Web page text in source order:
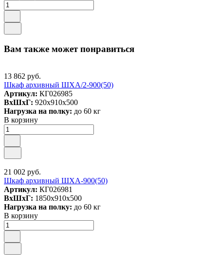
Вам также может понравиться
13 862 руб.
Шкаф архивный ШХА/2-900(50)
Артикул: КГ026985
ВxШxГ: 920x910x500
Нагрузка на полку: до 60 кг
В корзину
21 002 руб.
Шкаф архивный ШХА-900(50)
Артикул: КГ026981
ВxШxГ: 1850x910x500
Нагрузка на полку: до 60 кг
В корзину